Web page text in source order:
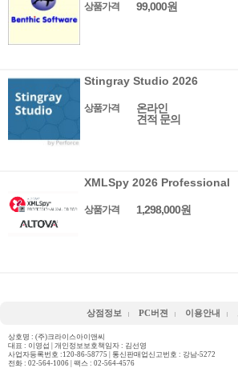
상품가격 99,000원
Stingray Studio 2026
상품가격
온라인
견적 문의
XMLSpy 2026 Professional
상품가격 1,298,000원
상점정보 PC버젼 이용안내
상호명 : (주)크라이스아이앤씨
대표 : 이영섭 | 개인정보보호책임자 : 김선영
사업자등록번호 :120-86-58775 | 통신판매업신고번호 : 강남-5272
전화 : 02-564-1006 | 팩스 : 02-564-4576